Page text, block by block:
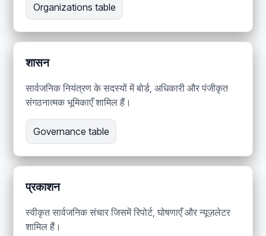
Organizations table
शासन
सार्वजनिक नियंत्रण के सदस्यों में बोर्ड, अधिकारी और पंजीकृत
संगठनात्मक भूमिकाएँ शामिल हैं।
Governance table
प्रकाशन
स्वीकृत सार्वजनिक संचार जिसमें रिपोर्ट, घोषणाएँ और न्यूज़लेटर
शामिल हैं।